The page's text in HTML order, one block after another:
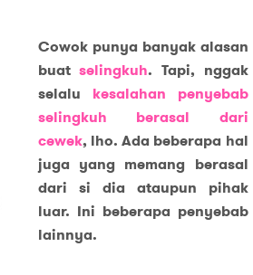
Cowok punya banyak alasan
buatselingkuh. Tapi, nggak
selalu kesalahan penyebab
selingkuh berasal dari
cewek, lho. Ada beberapa hal
juga yang memang berasal
dari si dia ataupun pihak
luar. Ini beberapa penyebab
lainnya.